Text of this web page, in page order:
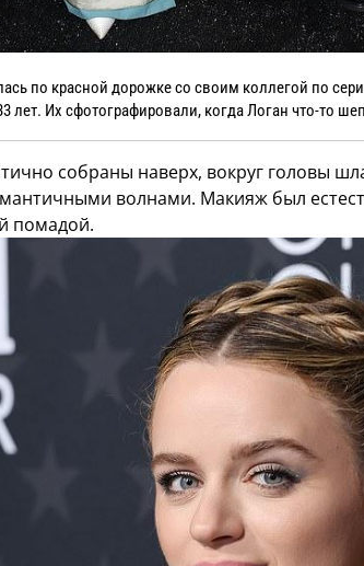
по красной дорожке со своим коллегой по
лет. Их сфотографировали, когда Логан что-то
собраны наверх, вокруг головы
волнами. Макияж был
помадой.